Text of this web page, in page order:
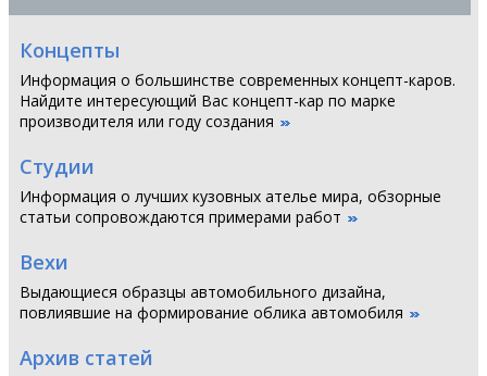
Концепты
Информация о большинстве современных концепт-каров.
Найдите интересующий Вас концепт-кар по марке
производителя или году создания
Студии
Информация о лучших кузовных ателье мира, обзорные
статьи сопровождаются примерами работ
Вехи
Выдающиеся образцы автомобильного дизайна,
повлиявшие на формирование облика автомобиля
Архив статей